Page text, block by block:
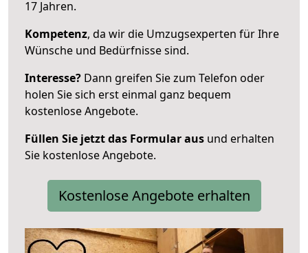
17 Jahren.
Kompetenz, da wir die Umzugsexperten für Ihre
Wünsche und Bedürfnisse sind.
Interesse? Dann greifen Sie zum Telefon oder
holen Sie sich erst einmal ganz bequem
kostenlose Angebote.
Füllen Sie jetzt das Formular aus und erhalten
Sie kostenlose Angebote.
Kostenlose Angebote erhalten